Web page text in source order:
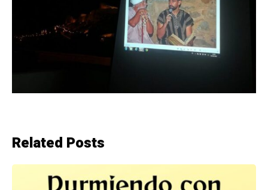
Related Posts